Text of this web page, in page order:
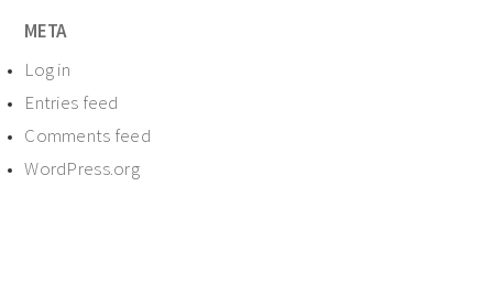
META
Log in
Entries feed
Comments feed
WordPress.org